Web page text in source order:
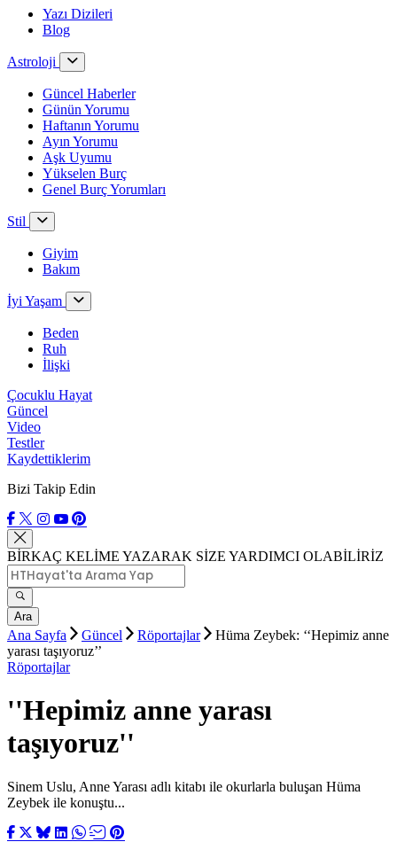
Yazı Dizileri
Blog
Astroloji
Güncel Haberler
Günün Yorumu
Haftanın Yorumu
Ayın Yorumu
Aşk Uyumu
Yükselen Burç
Genel Burç Yorumları
Stil
Giyim
Bakım
İyi Yaşam
Beden
Ruh
İlişki
Çocuklu Hayat
Güncel
Video
Testler
Kaydettiklerim
Bizi Takip Edin
BİRKAÇ KELİME YAZARAK SİZE YARDIMCI OLABİLİRİZ
Ara
Ana Sayfa Güncel Röportajlar
Hüma Zeybek: ‘‘Hepimiz anne
yarası taşıyoruz’’
Röportajlar
''Hepimiz anne yarası
taşıyoruz''
Sinem Uslu, Anne Yarası adlı kitabı ile okurlarla buluşan Hüma
Zeybek ile konuştu...